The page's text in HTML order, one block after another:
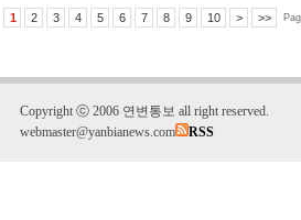
1 2 3 4 5 6 7 8 9 10 > >>
Copyright ⓒ 2006 연변통보 all right reserved.
webmaster@yanbianews.com
RSS